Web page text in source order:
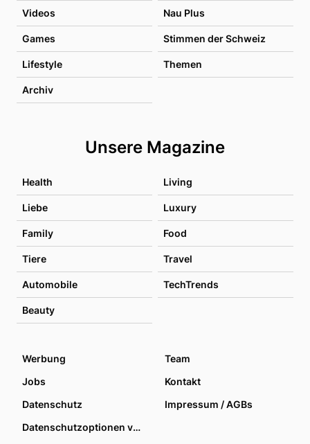
Videos Nau Plus
Games Stimmen der Schweiz
Lifestyle Themen
Archiv
Unsere Magazine
Health Living
Liebe Luxury
Family Food
Tiere Travel
Automobile TechTrends
Beauty
Werbung
Team
Jobs
Kontakt
Datenschutz
Impressum / AGBs
Datenschutzoptionen verwalten